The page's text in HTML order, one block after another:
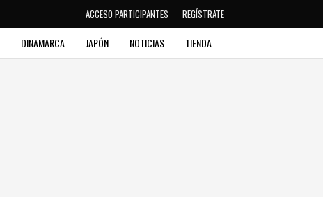
ACCESO PARTICIPANTES REGÍSTRATE
DINAMARCA JAPÓN NOTICIAS TIENDA